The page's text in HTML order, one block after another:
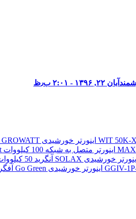
آبان ۲۲, ۱۳۹۶ - ۲:۰۱ ب٫ظ
اینورتر خورشیدی GROWATT هیبرید 50 کیلو وات سه فاز مدل WIT 50K-XHU
اینورتر متصل به شبکه 100 کیلووات Growatt مدل MAX 100KTL3-X LV
اینورتر خورشیدی SOLAX آنگرید 50 کیلووات مدل X3-MEGA G2
اینورتر خورشیدی Go Green آفگرید 12 کیلووات تک فاز مدل GGIV-1P-12KW